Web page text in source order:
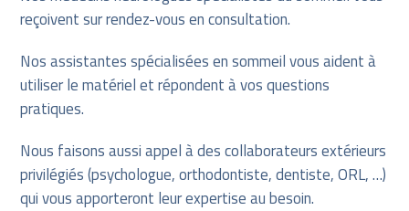
reçoivent sur rendez-vous en consultation.
Nos assistantes spécialisées en sommeil vous aident à
utiliser le matériel et répondent à vos questions
pratiques.
Nous faisons aussi appel à des collaborateurs extérieurs
privilégiés (psychologue, orthodontiste, dentiste, ORL, …)
qui vous apporteront leur expertise au besoin.